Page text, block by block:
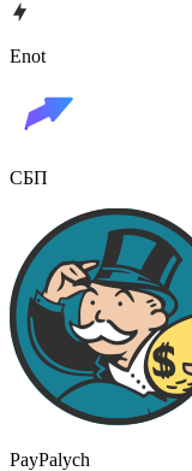
Enot
СБП
PayPalych